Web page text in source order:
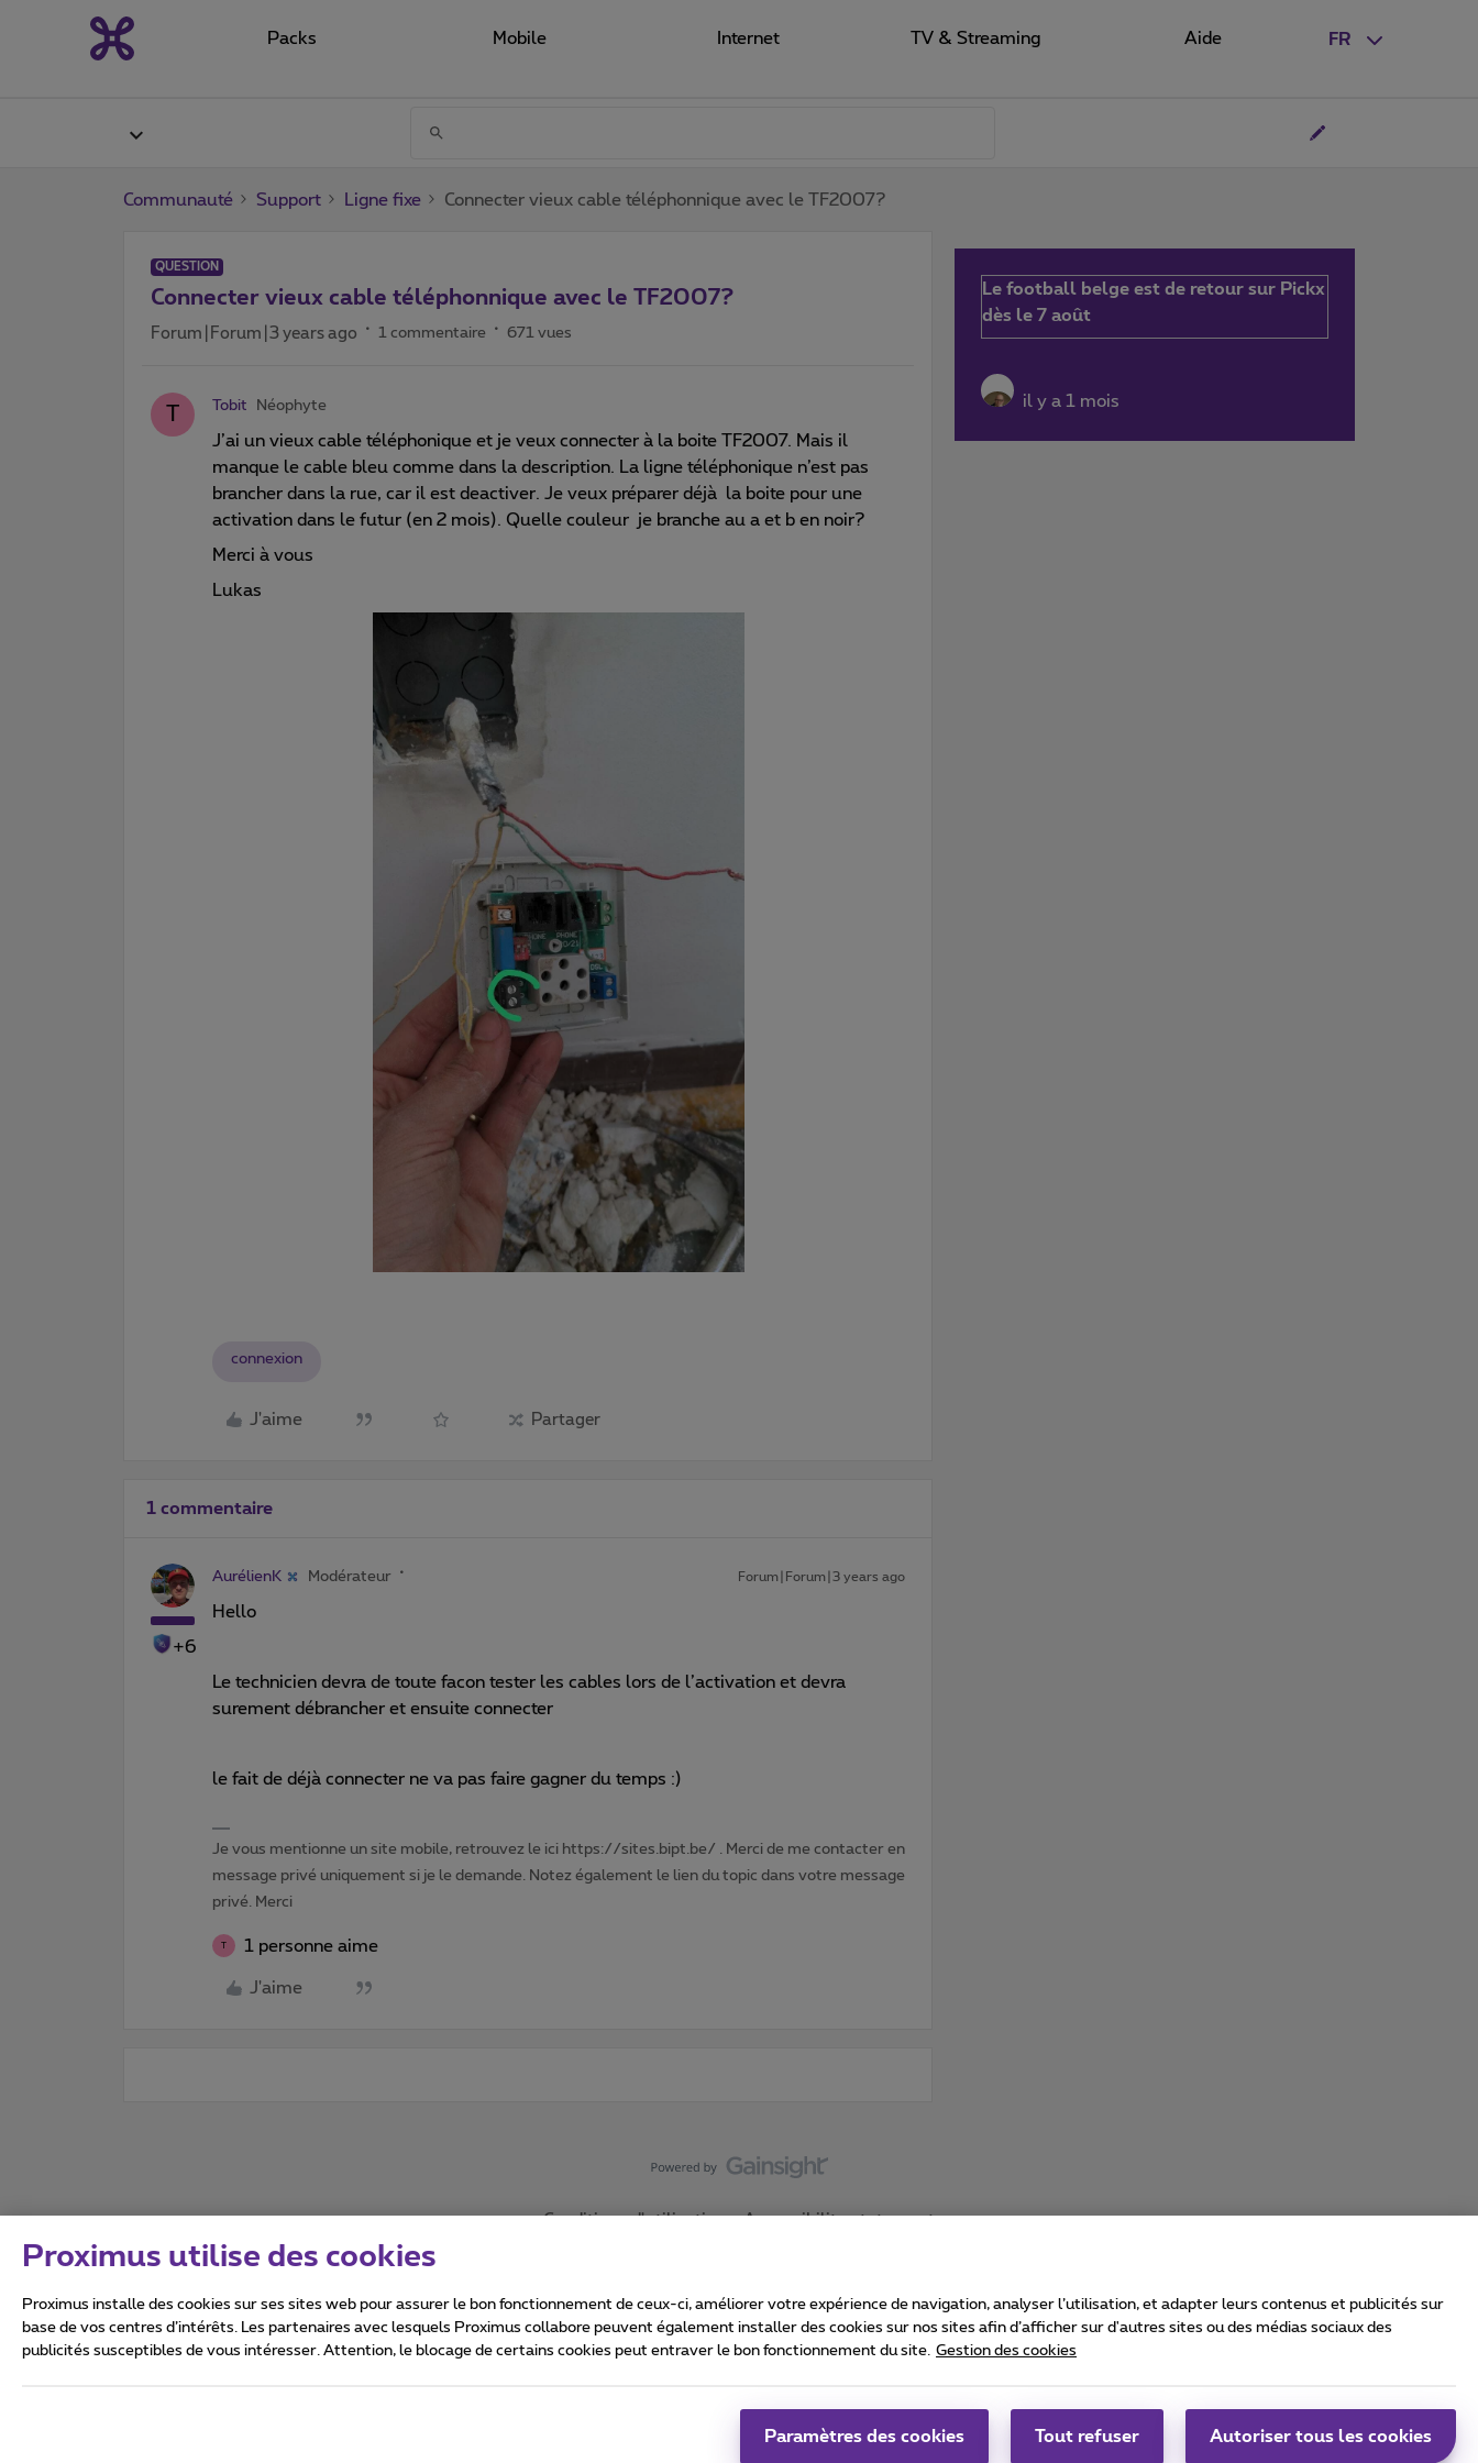
FR
Packs Mobile Internet TV & Streaming Aide
Communauté Support Ligne fixe Connecter vieux cable téléphonnique avec le TF2007?
QUESTION
Connecter vieux cable téléphonnique avec le TF2007?
Forum|Forum|3 years ago 1 commentaire 671 vues
T Tobit Néophyte
J’ai un vieux cable téléphonique et je veux connecter à la boite TF2007. Mais il
manque le cable bleu comme dans la description. La ligne téléphonique n’est pas
brancher dans la rue, car il est deactiver. Je veux préparer déjà la boite pour une
activation dans le futur (en 2 mois). Quelle couleur je branche au a et b en noir?
Merci à vous
Lukas
connexion
J'aime Partager
1 commentaire
+6
AurélienK Modérateur Forum|Forum|3 years ago
Hello
Le technicien devra de toute facon tester les cables lors de l’activation et devra
surement débrancher et ensuite connecter
le fait de déjà connecter ne va pas faire gagner du temps :)
Je vous mentionne un site mobile, retrouvez le ici https://sites.bipt.be/ . Merci de me contacter en
message privé uniquement si je le demande. Notez également le lien du topic dans votre message
privé. Merci
T 1 personne aime
J'aime
Le football belge est de retour sur Pickx
dès le 7 août
il y a 1 mois
Conditions d'utilisation Accessibility statement
Tous droits réservés. ©2026Proximus
Carrier & Wholesale Solutions
Proximus Group
|
Proximus utilise des cookies
Proximus installe des cookies sur ses sites web pour assurer le bon fonctionnement de ceux-ci, améliorer votre expérience de navigation, analyser l’utilisation, et adapter leurs contenus et publicités sur
base de vos centres d’intérêts. Les partenaires avec lesquels Proximus collabore peuvent également installer des cookies sur nos sites afin d’afficher sur d'autres sites ou des médias sociaux des
publicités susceptibles de vous intéresser. Attention, le blocage de certains cookies peut entraver le bon fonctionnement du site. Gestion des cookies
Paramètres des cookies Tout refuser Autoriser tous les cookies